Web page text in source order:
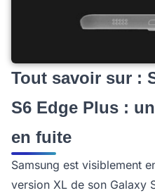
Tout savoir sur :
S6 Edge Plus :
en fuite
Samsung est visiblement
version XL de son Galaxy